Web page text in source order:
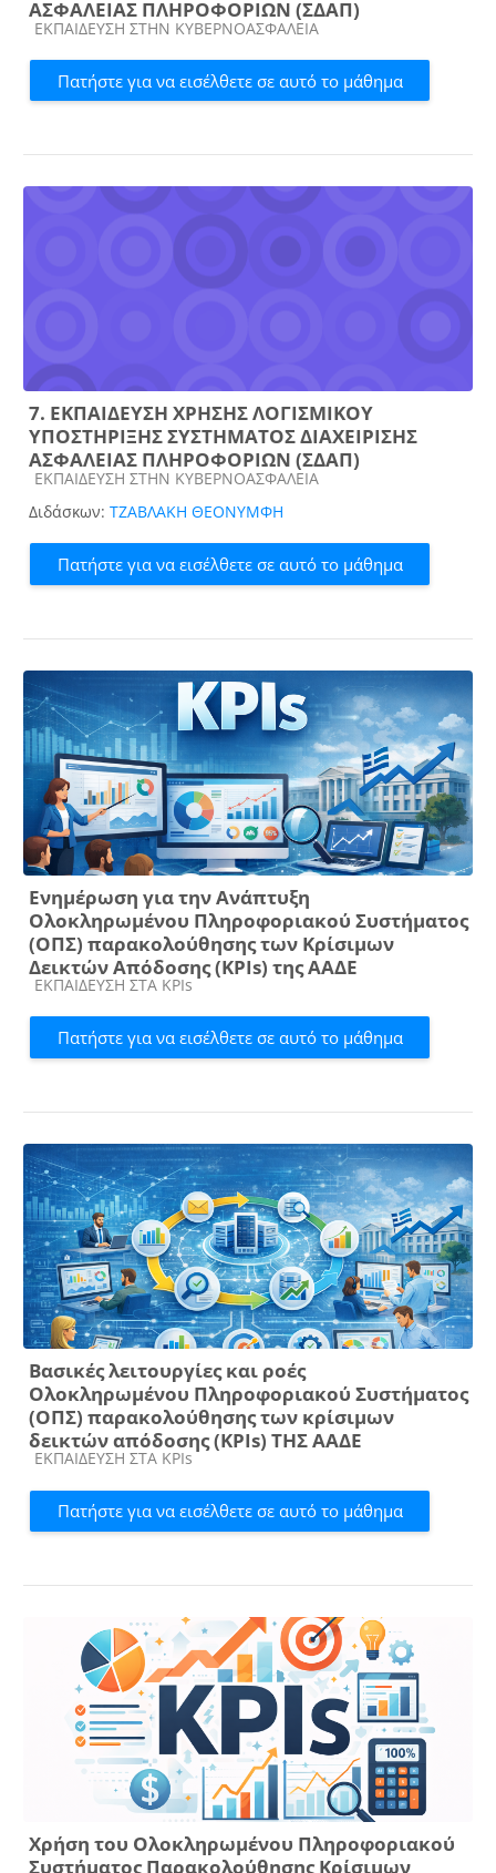
ΑΣΦΑΛΕΙΑΣ ΠΛΗΡΟΦΟΡΙΩΝ (ΣΔΑΠ)
Κατηγορία μαθήματος
ΕΚΠΑΙΔΕΥΣΗ ΣΤΗΝ ΚΥΒΕΡΝΟΑΣΦΑΛΕΙΑ
Πατήστε για να εισέλθετε σε αυτό το μάθημα
7. ΕΚΠΑΙΔΕΥΣΗ ΧΡΗΣΗΣ ΛΟΓΙΣΜΙΚΟΥ
ΥΠΟΣΤΗΡΙΞΗΣ ΣΥΣΤΗΜΑΤΟΣ ΔΙΑΧΕΙΡΙΣΗΣ
ΑΣΦΑΛΕΙΑΣ ΠΛΗΡΟΦΟΡΙΩΝ (ΣΔΑΠ)
Κατηγορία μαθήματος
ΕΚΠΑΙΔΕΥΣΗ ΣΤΗΝ ΚΥΒΕΡΝΟΑΣΦΑΛΕΙΑ
Διδάσκων: ΤΖΑΒΛΑΚΗ ΘΕΟΝΥΜΦΗ
Πατήστε για να εισέλθετε σε αυτό το μάθημα
Ενημέρωση για την Ανάπτυξη
Ολοκληρωμένου Πληροφοριακού Συστήματος
(ΟΠΣ) παρακολούθησης των Κρίσιμων
Δεικτών Απόδοσης (KPIs) της ΑΑΔΕ
Κατηγορία μαθήματος
ΕΚΠΑΙΔΕΥΣΗ ΣΤΑ KPIs
Πατήστε για να εισέλθετε σε αυτό το μάθημα
Βασικές λειτουργίες και ροές
Ολοκληρωμένου Πληροφοριακού Συστήματος
(ΟΠΣ) παρακολούθησης των κρίσιμων
δεικτών απόδοσης (KPIs) ΤΗΣ ΑΑΔΕ
Κατηγορία μαθήματος
ΕΚΠΑΙΔΕΥΣΗ ΣΤΑ KPIs
Πατήστε για να εισέλθετε σε αυτό το μάθημα
Χρήση του Ολοκληρωμένου Πληροφοριακού
Συστήματος Παρακολούθησης Κρίσιμων